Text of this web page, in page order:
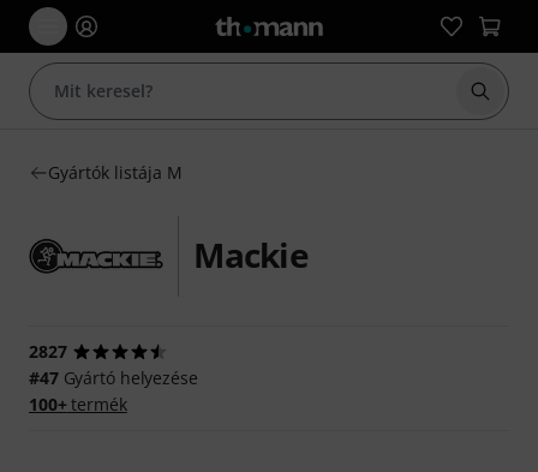
Gyártók listája M
Mackie
2827
#47Gyártó helyezése
100+termék